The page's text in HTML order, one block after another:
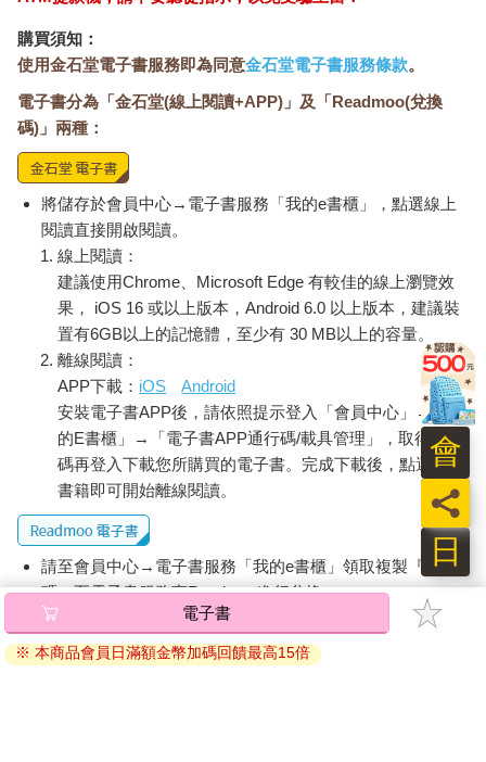
購買須知：
使用金石堂電子書服務即為同意金石堂電子書服務條款。
電子書分為「金石堂(線上閱讀+APP)」及「Readmoo(兌換
碼)」兩種：
將儲存於會員中心→電子書服務「我的e書櫃」，點選線上
閱讀直接開啟閱讀。
線上閱讀：
建議使用Chrome、Microsoft Edge 有較佳的線上瀏覽效
果， iOS 16 或以上版本，Android 6.0 以上版本，建議裝
置有6GB以上的記憶體，至少有 30 MB以上的容量。
離線閱讀：
APP下載： iOS
Android
安裝電子書APP後，請依照提示登入「會員中心」→「我
的E書櫃」→「電子書APP通行碼/載具管理」，取得通行
碼再登入下載您所購買的電子書。完成下載後，點選任一
書籍即可開始離線閱讀。
請至會員中心→電子書服務「我的e書櫃」領取複製『兌換
碼』至電子書服務商Readmoo進行兌換。
退換貨須知：
因版權保護，您在金石堂所購買的電子書僅能以金石堂專屬
電子書
※ 本商品會員日滿額金幣加碼回饋最高15倍
日
員
會